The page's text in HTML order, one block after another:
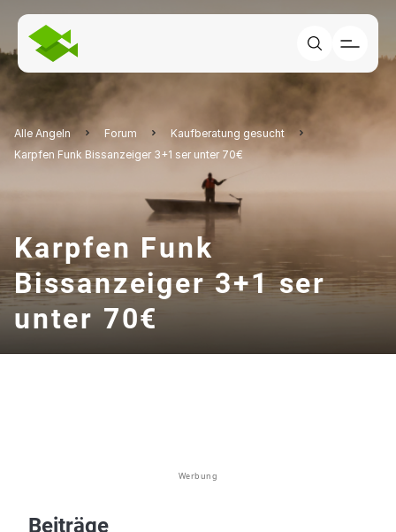
Alle Angeln Forum
Kaufberatung gesucht
Karpfen Funk Bissanzeiger 3+1 ser unter 70€
Karpfen Funk
Bissanzeiger 3+1 ser
unter 70€
Werbung
Beiträge